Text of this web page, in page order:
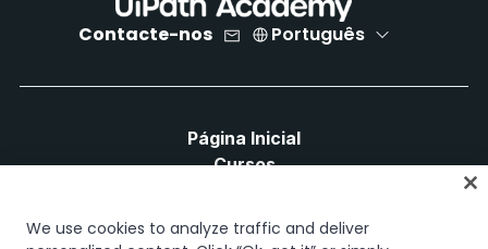
Contacte-nos Português
Página Inicial
Cursos
Caminhos de Carreira
Certificações
We use cookies to analyze traffic and deliver